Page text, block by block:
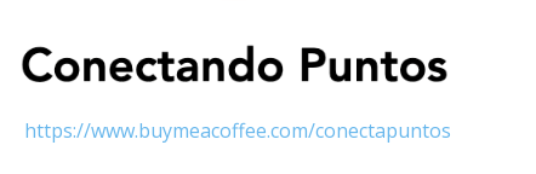
https://www.buymeacoffee.com/conectapuntos